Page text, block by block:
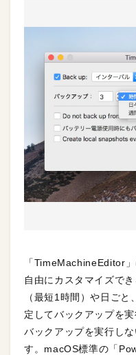
「TimeMachineEditor
自由にカスタマイズで
（最短1時間）や日ご
定してバックアップを
バックアップを実行し
す。macOS標準の「